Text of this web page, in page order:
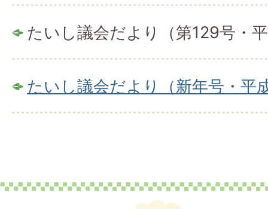
たいし議会だより（第129号・
たいし議会だより（新年号・平